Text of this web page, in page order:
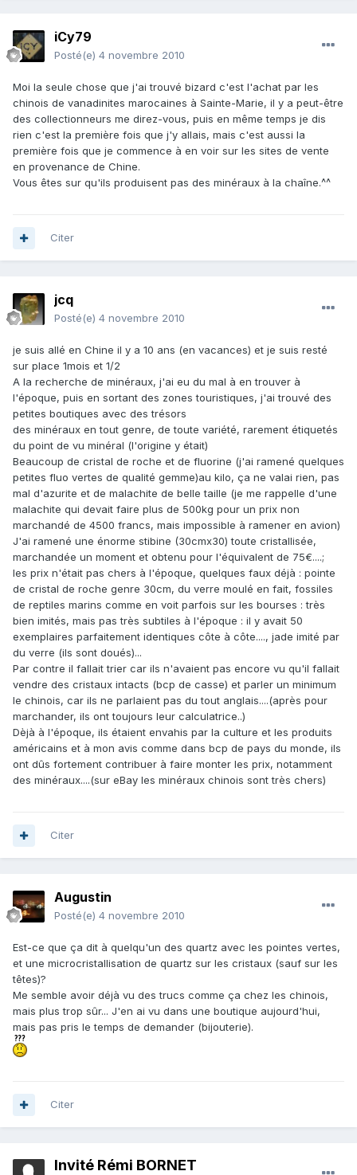
iCy79
Posté(e) 4 novembre 2010
Moi la seule chose que j'ai trouvé bizard c'est l'achat par les
chinois de vanadinites marocaines à Sainte-Marie, il y a peut-être
des collectionneurs me direz-vous, puis en même temps je dis
rien c'est la première fois que j'y allais, mais c'est aussi la
première fois que je commence à en voir sur les sites de vente
en provenance de Chine.
Vous êtes sur qu'ils produisent pas des minéraux à la chaîne.^^
Citer
jcq
Posté(e) 4 novembre 2010
je suis allé en Chine il y a 10 ans (en vacances) et je suis resté
sur place 1mois et 1/2
A la recherche de minéraux, j'ai eu du mal à en trouver à
l'époque, puis en sortant des zones touristiques, j'ai trouvé des
petites boutiques avec des trésors
des minéraux en tout genre, de toute variété, rarement étiquetés
du point de vu minéral (l'origine y était)
Beaucoup de cristal de roche et de fluorine (j'ai ramené quelques
petites fluo vertes de qualité gemme)au kilo, ça ne valai rien, pas
mal d'azurite et de malachite de belle taille (je me rappelle d'une
malachite qui devait faire plus de 500kg pour un prix non
marchandé de 4500 francs, mais impossible à ramener en avion)
J'ai ramené une énorme stibine (30cmx30) toute cristallisée,
marchandée un moment et obtenu pour l'équivalent de 75€....;
les prix n'était pas chers à l'époque, quelques faux déjà : pointe
de cristal de roche genre 30cm, du verre moulé en fait, fossiles
de reptiles marins comme en voit parfois sur les bourses : très
bien imités, mais pas très subtiles à l'époque : il y avait 50
exemplaires parfaitement identiques côte à côte...., jade imité par
du verre (ils sont doués)...
Par contre il fallait trier car ils n'avaient pas encore vu qu'il fallait
vendre des cristaux intacts (bcp de casse) et parler un minimum
le chinois, car ils ne parlaient pas du tout anglais....(après pour
marchander, ils ont toujours leur calculatrice..)
Dèjà à l'époque, ils étaient envahis par la culture et les produits
américains et à mon avis comme dans bcp de pays du monde, ils
ont dûs fortement contribuer à faire monter les prix, notamment
des minéraux....(sur eBay les minéraux chinois sont très chers)
Citer
Augustin
Posté(e) 4 novembre 2010
Est-ce que ça dit à quelqu'un des quartz avec les pointes vertes,
et une microcristallisation de quartz sur les cristaux (sauf sur les
têtes)?
Me semble avoir déjà vu des trucs comme ça chez les chinois,
mais plus trop sûr... J'en ai vu dans une boutique aujourd'hui,
mais pas pris le temps de demander (bijouterie).
Citer
Invité Rémi BORNET